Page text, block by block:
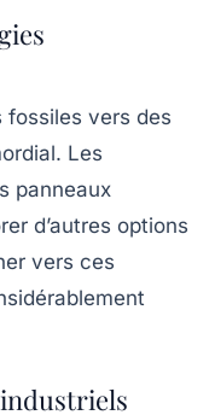
fossiles vers des
Les
panneaux
d’autres options
vers ces